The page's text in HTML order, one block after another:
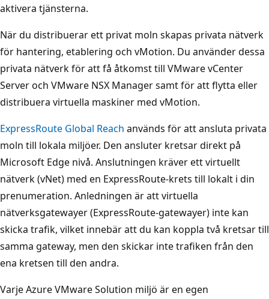
aktivera tjänsterna.
När du distribuerar ett privat moln skapas privata nätverk
för hantering, etablering och vMotion. Du använder dessa
privata nätverk för att få åtkomst till VMware vCenter
Server och VMware NSX Manager samt för att flytta eller
distribuera virtuella maskiner med vMotion.
ExpressRoute Global Reach används för att ansluta privata
moln till lokala miljöer. Den ansluter kretsar direkt på
Microsoft Edge nivå. Anslutningen kräver ett virtuellt
nätverk (vNet) med en ExpressRoute-krets till lokalt i din
prenumeration. Anledningen är att virtuella
nätverksgatewayer (ExpressRoute-gatewayer) inte kan
skicka trafik, vilket innebär att du kan koppla två kretsar till
samma gateway, men den skickar inte trafiken från den
ena kretsen till den andra.
Varje Azure VMware Solution miljö är en egen